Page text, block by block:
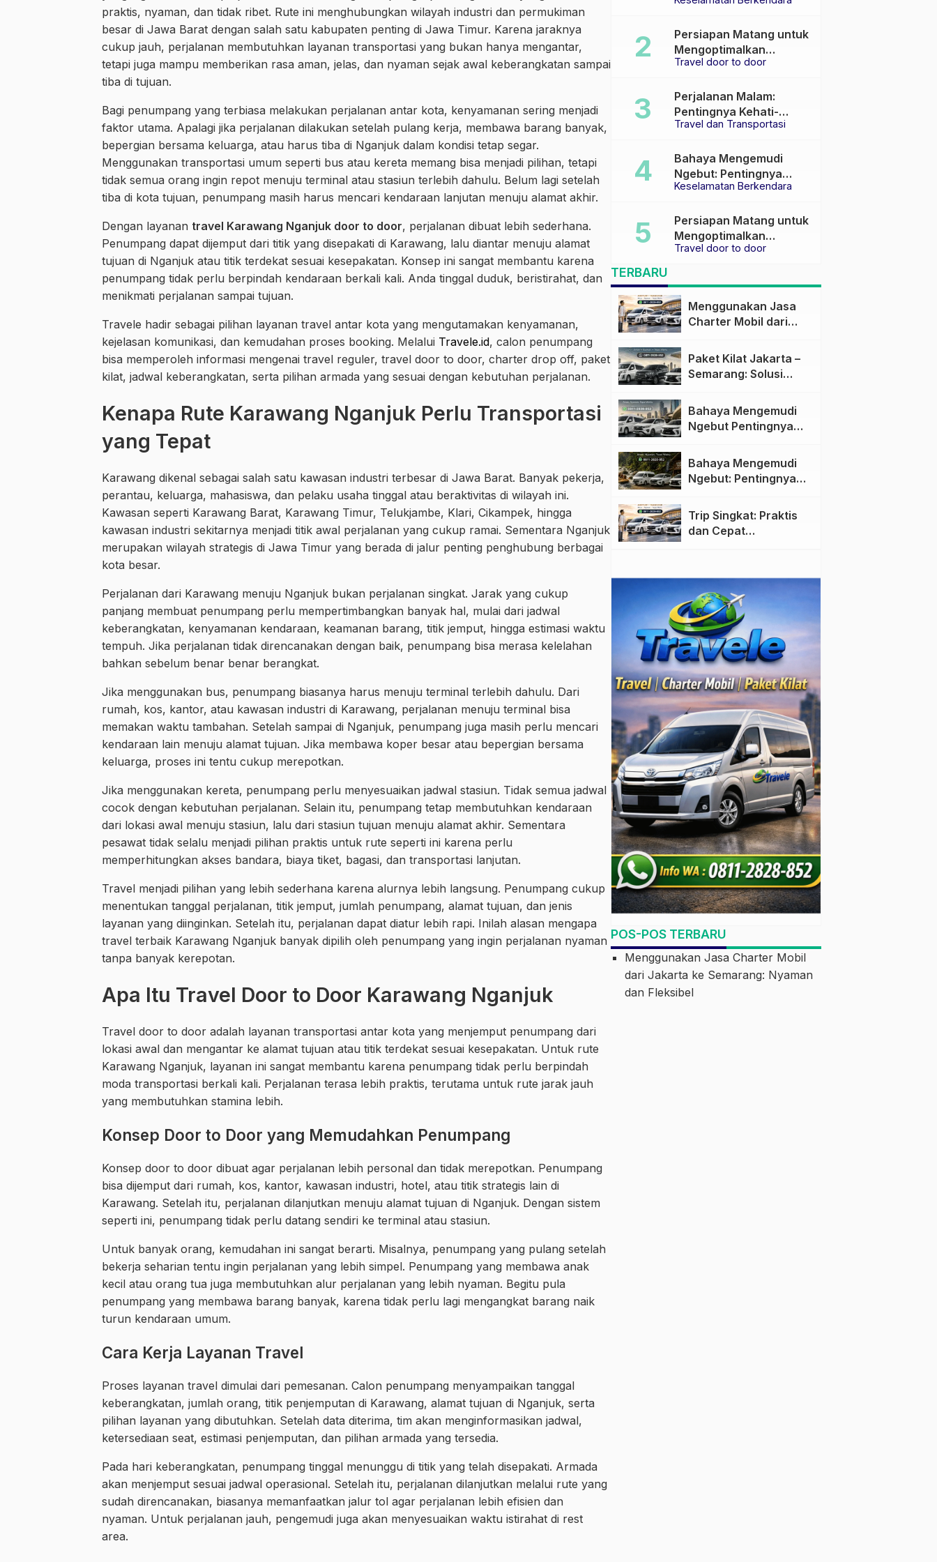
praktis, nyaman, dan tidak ribet. Rute ini menghubungkan wilayah industri dan permukiman
besar di Jawa Barat dengan salah satu kabupaten penting di Jawa Timur. Karena jaraknya
cukup jauh, perjalanan membutuhkan layanan transportasi yang bukan hanya mengantar,
tetapi juga mampu memberikan rasa aman, jelas, dan nyaman sejak awal keberangkatan sampai
tiba di tujuan.
Bagi penumpang yang terbiasa melakukan perjalanan antar kota, kenyamanan sering menjadi
faktor utama. Apalagi jika perjalanan dilakukan setelah pulang kerja, membawa barang banyak,
bepergian bersama keluarga, atau harus tiba di Nganjuk dalam kondisi tetap segar.
Menggunakan transportasi umum seperti bus atau kereta memang bisa menjadi pilihan, tetapi
tidak semua orang ingin repot menuju terminal atau stasiun terlebih dahulu. Belum lagi setelah
tiba di kota tujuan, penumpang masih harus mencari kendaraan lanjutan menuju alamat akhir.
Dengan layanan travel Karawang Nganjuk door to door, perjalanan dibuat lebih sederhana.
Penumpang dapat dijemput dari titik yang disepakati di Karawang, lalu diantar menuju alamat
tujuan di Nganjuk atau titik terdekat sesuai kesepakatan. Konsep ini sangat membantu karena
penumpang tidak perlu berpindah kendaraan berkali kali. Anda tinggal duduk, beristirahat, dan
menikmati perjalanan sampai tujuan.
Travele hadir sebagai pilihan layanan travel antar kota yang mengutamakan kenyamanan,
kejelasan komunikasi, dan kemudahan proses booking. Melalui Travele.id, calon penumpang
bisa memperoleh informasi mengenai travel reguler, travel door to door, charter drop off, paket
kilat, jadwal keberangkatan, serta pilihan armada yang sesuai dengan kebutuhan perjalanan.
Kenapa Rute Karawang Nganjuk Perlu Transportasi
yang Tepat
Karawang dikenal sebagai salah satu kawasan industri terbesar di Jawa Barat. Banyak pekerja,
perantau, keluarga, mahasiswa, dan pelaku usaha tinggal atau beraktivitas di wilayah ini.
Kawasan seperti Karawang Barat, Karawang Timur, Telukjambe, Klari, Cikampek, hingga
kawasan industri sekitarnya menjadi titik awal perjalanan yang cukup ramai. Sementara Nganjuk
merupakan wilayah strategis di Jawa Timur yang berada di jalur penting penghubung berbagai
kota besar.
Perjalanan dari Karawang menuju Nganjuk bukan perjalanan singkat. Jarak yang cukup
panjang membuat penumpang perlu mempertimbangkan banyak hal, mulai dari jadwal
keberangkatan, kenyamanan kendaraan, keamanan barang, titik jemput, hingga estimasi waktu
tempuh. Jika perjalanan tidak direncanakan dengan baik, penumpang bisa merasa kelelahan
bahkan sebelum benar benar berangkat.
Jika menggunakan bus, penumpang biasanya harus menuju terminal terlebih dahulu. Dari
rumah, kos, kantor, atau kawasan industri di Karawang, perjalanan menuju terminal bisa
memakan waktu tambahan. Setelah sampai di Nganjuk, penumpang juga masih perlu mencari
kendaraan lain menuju alamat tujuan. Jika membawa koper besar atau bepergian bersama
keluarga, proses ini tentu cukup merepotkan.
Jika menggunakan kereta, penumpang perlu menyesuaikan jadwal stasiun. Tidak semua jadwal
cocok dengan kebutuhan perjalanan. Selain itu, penumpang tetap membutuhkan kendaraan
dari lokasi awal menuju stasiun, lalu dari stasiun tujuan menuju alamat akhir. Sementara
pesawat tidak selalu menjadi pilihan praktis untuk rute seperti ini karena perlu
memperhitungkan akses bandara, biaya tiket, bagasi, dan transportasi lanjutan.
Travel menjadi pilihan yang lebih sederhana karena alurnya lebih langsung. Penumpang cukup
menentukan tanggal perjalanan, titik jemput, jumlah penumpang, alamat tujuan, dan jenis
layanan yang diinginkan. Setelah itu, perjalanan dapat diatur lebih rapi. Inilah alasan mengapa
travel terbaik Karawang Nganjuk banyak dipilih oleh penumpang yang ingin perjalanan nyaman
tanpa banyak kerepotan.
Apa Itu Travel Door to Door Karawang Nganjuk
Travel door to door adalah layanan transportasi antar kota yang menjemput penumpang dari
lokasi awal dan mengantar ke alamat tujuan atau titik terdekat sesuai kesepakatan. Untuk rute
Karawang Nganjuk, layanan ini sangat membantu karena penumpang tidak perlu berpindah
moda transportasi berkali kali. Perjalanan terasa lebih praktis, terutama untuk rute jarak jauh
yang membutuhkan stamina lebih.
Konsep Door to Door yang Memudahkan Penumpang
Konsep door to door dibuat agar perjalanan lebih personal dan tidak merepotkan. Penumpang
bisa dijemput dari rumah, kos, kantor, kawasan industri, hotel, atau titik strategis lain di
Karawang. Setelah itu, perjalanan dilanjutkan menuju alamat tujuan di Nganjuk. Dengan sistem
seperti ini, penumpang tidak perlu datang sendiri ke terminal atau stasiun.
Untuk banyak orang, kemudahan ini sangat berarti. Misalnya, penumpang yang pulang setelah
bekerja seharian tentu ingin perjalanan yang lebih simpel. Penumpang yang membawa anak
kecil atau orang tua juga membutuhkan alur perjalanan yang lebih nyaman. Begitu pula
penumpang yang membawa barang banyak, karena tidak perlu lagi mengangkat barang naik
turun kendaraan umum.
Cara Kerja Layanan Travel
Proses layanan travel dimulai dari pemesanan. Calon penumpang menyampaikan tanggal
keberangkatan, jumlah orang, titik penjemputan di Karawang, alamat tujuan di Nganjuk, serta
pilihan layanan yang dibutuhkan. Setelah data diterima, tim akan menginformasikan jadwal,
ketersediaan seat, estimasi penjemputan, dan pilihan armada yang tersedia.
Pada hari keberangkatan, penumpang tinggal menunggu di titik yang telah disepakati. Armada
akan menjemput sesuai jadwal operasional. Setelah itu, perjalanan dilanjutkan melalui rute yang
sudah direncanakan, biasanya memanfaatkan jalur tol agar perjalanan lebih efisien dan
nyaman. Untuk perjalanan jauh, pengemudi juga akan menyesuaikan waktu istirahat di rest
area.
Travel door to door
Persiapan Matang untuk
Mengoptimalkan
Pengalaman Travel
Travel dan Transportasi
Perjalanan Malam:
Pentingnya Kehati-
hatian dan Pemilihan
Keselamatan Berkendara
Bahaya Mengemudi
Ngebut: Pentingnya
Keselamatan di Jalan
Travel door to door
Persiapan Matang untuk
Mengoptimalkan
Pengalaman Travel
TERBARU
Menggunakan Jasa
Charter Mobil dari
Nyaman dan Fleksibel
Paket Kilat Jakarta –
Semarang: Solusi
Efisien
Bahaya Mengemudi
Ngebut Pentingnya
raya
Bahaya Mengemudi
Ngebut: Pentingnya
Trip Singkat: Praktis
dan Cepat
POS-POS TERBARU
Menggunakan Jasa Charter Mobil
dari Jakarta ke Semarang: Nyaman
dan Fleksibel